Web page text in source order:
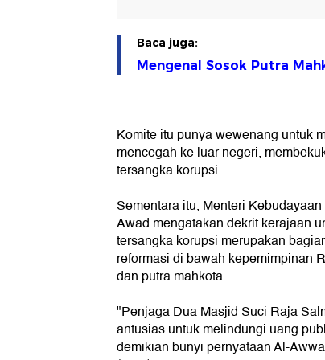
Baca juga:
Mengenal Sosok Putra
Komite itu punya wewenang untuk
mencegah ke luar negeri,
tersangka korupsi.
Sementara itu, Menteri
Awad mengatakan dekrit kerajaan
tersangka korupsi merupakan
reformasi di bawah kepemimpinan
dan putra mahkota.
"Penjaga Dua Masjid Suci Raja
antusias untuk melindungi uang
demikian bunyi pernyataan Al-